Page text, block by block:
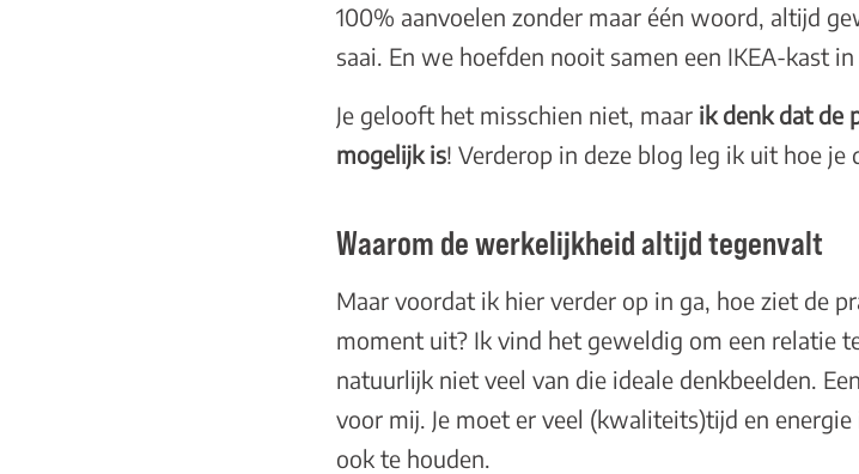
100% aanvoelen zonder maar één woord, altijd
saai. En we hoefden nooit samen een IKEA-kast in
Je gelooft het misschien niet, maar ik denk dat de
mogelijk is! Verderop in deze blog leg ik uit hoe
Waarom de werkelijkheid altijd tegenvalt
Maar voordat ik hier verder op in ga, hoe ziet de
moment uit? Ik vind het geweldig om een relatie
natuurlijk niet veel van die ideale denkbeelden.
voor mij. Je moet er veel (kwaliteits)tijd en
ook te houden.